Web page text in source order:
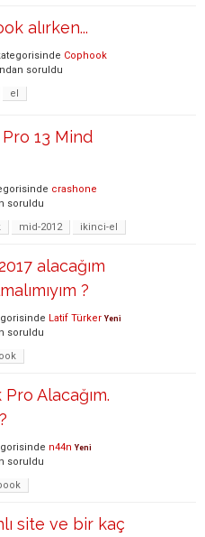
alırken...
Cophook
soruldu
el
13 Mind
crashone
soruldu
mid-2012 ikinci-el
alacağım
?
Latif Türker Yeni
soruldu
Alacağım.
n44n Yeni
soruldu
site ve bir kaç